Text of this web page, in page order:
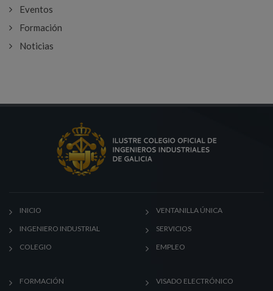
Eventos
Formación
Noticias
INICIO
INGENIERO INDUSTRIAL
COLEGIO
VENTANILLA ÚNICA
SERVICIOS
EMPLEO
FORMACIÓN
VISADO ELECTRÓNICO